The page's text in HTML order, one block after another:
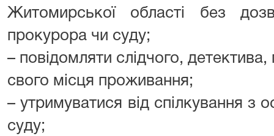
Житомирської області без
прокурора чи суду;
– повідомляти слідчого,
свого місця проживання;
– утримуватися від спілкування з
суду;